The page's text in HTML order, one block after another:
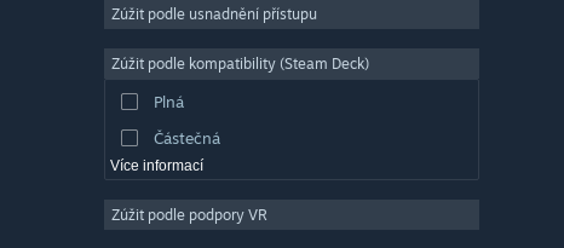
Tvorba videí
Úprava fotografií
Zúžit podle usnadnění přístupu
Zúžit podle kompatibility (Steam Deck)
Plná
Částečná
Více informací
Zúžit podle podpory VR